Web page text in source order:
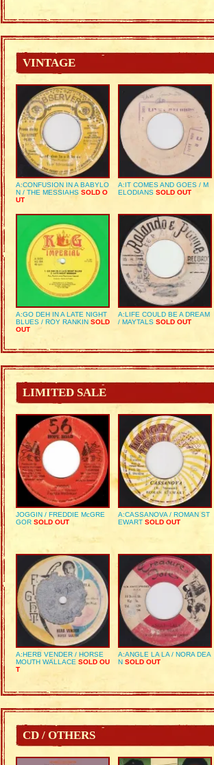
VINTAGE
A:CONFUSION IN A BABYLO
N / THE MESSIAHS SOLD O
UT
A:IT COMES AND GOES / M
ELODIANS SOLD OUT
A:GO DEH IN A LATE NIGHT
BLUES / ROY RANKIN SOLD
OUT
A:LIFE COULD BE A DREAM
/ MAYTALS SOLD OUT
LIMITED SALE
JOGGIN / FREDDIE McGRE
GOR SOLD OUT
A:CASSANOVA / ROMAN ST
EWART SOLD OUT
A:HERB VENDER / HORSE
MOUTH WALLACE SOLD OU
T
A:ANGLE LA LA / NORA DEA
N SOLD OUT
CD / OTHERS